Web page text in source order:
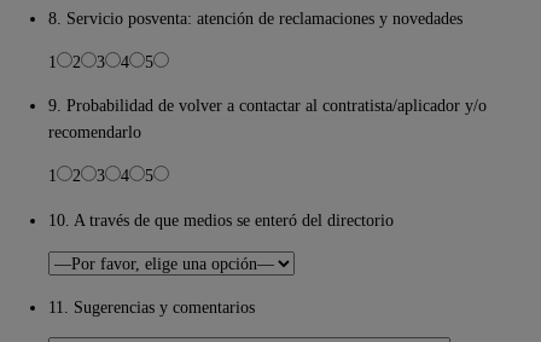
8. Servicio posventa: atención de reclamaciones y novedades
1 2 3 4 5
9. Probabilidad de volver a contactar al contratista/aplicador y/o
recomendarlo
1 2 3 4 5
10. A través de que medios se enteró del directorio
11. Sugerencias y comentarios